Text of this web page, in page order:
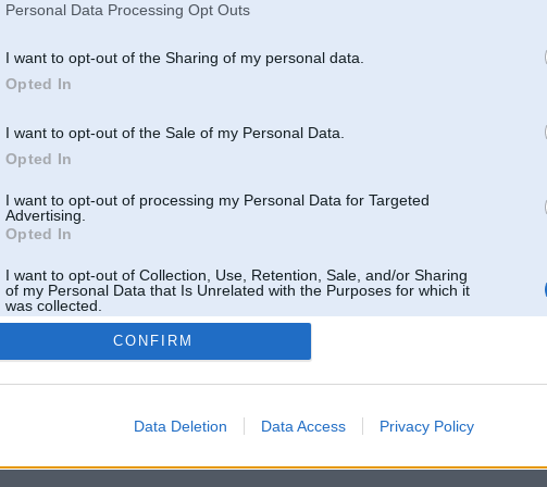
Personal Data Processing Opt Outs
I want to opt-out of the Sharing of my personal data.
Opted In
I want to opt-out of the Sale of my Personal Data.
Opted In
I want to opt-out of processing my Personal Data for Targeted
Advertising.
Opted In
I want to opt-out of Collection, Use, Retention, Sale, and/or Sharing
of my Personal Data that Is Unrelated with the Purposes for which it
was collected.
Opted Out
CONFIRM
Data Deletion Data Access Privacy Policy
auto klubs un nav saistīts ar